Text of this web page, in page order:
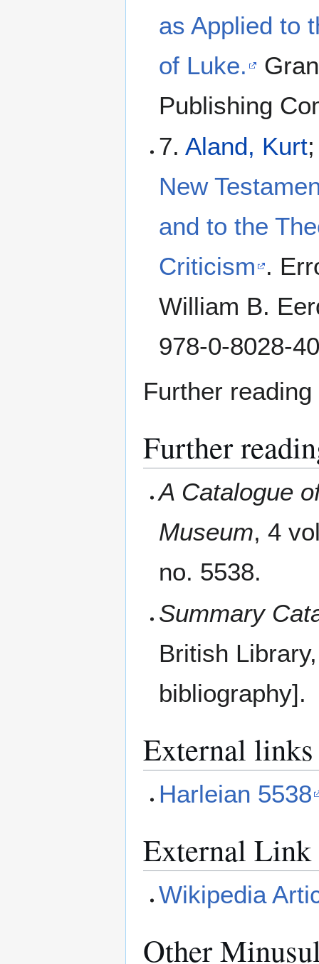
as Applied to
of Luke.
Publishing
7.Aland, Kurt
New
and to the
Criticism .
William B.
978-0-8028-
Further reading
Further
A Catalogue
Museum, 4
no. 5538.
Summary
British
bibliography].
External links
Harleian 5538
External Link
Wikipedia
Other